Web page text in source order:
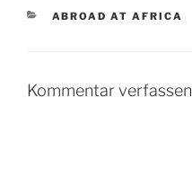
KATEGORIEN
ABROAD AT AFRICA
Kommentar verfassen